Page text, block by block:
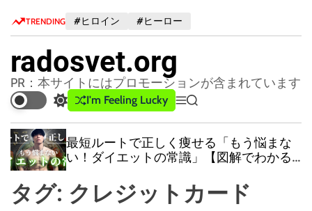
TRENDING #ヒロイン #ヒーロー
radosvet.org
PR：本サイトにはプロモーションが含まれています
S
w
i
t
c
c
o
I'm Feeling Lucky
M
e
n
u
S
e
r
c
最短ルートで正しく痩せる「もう悩まな
い！ダイエットの常識」【図解でわかる
タグ: クレジットカード